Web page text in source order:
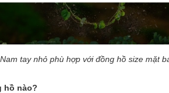
Nam tay nhỏ phù hợp với đồng hồ size mặt
hồ nào?